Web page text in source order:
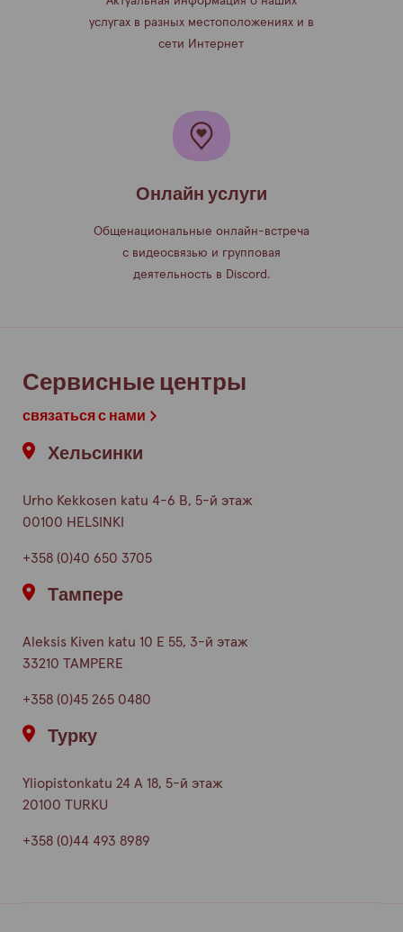
услугах в разных местоположениях и в
сети Интернет
Онлайн услуги
Общенациональные онлайн-встреча
с видеосвязью и групповая
деятельность в Discord.
Сервисные центры
связаться с нами
Хельсинки
Urho Kekkosen katu 4-6 B, 5-й этаж
00100 HELSINKI
+358 (0)40 650 3705
Тампере
Aleksis Kiven katu 10 E 55, 3-й этаж
33210 TAMPERE
+358 (0)45 265 0480
Турку
Yliopistonkatu 24 A 18, 5-й этаж
20100 TURKU
+358 (0)44 493 8989